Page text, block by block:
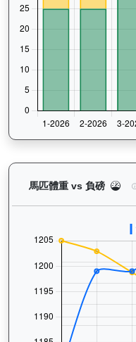
馬匹體重 vs 負磅